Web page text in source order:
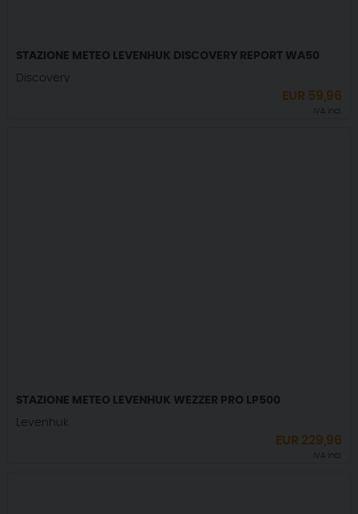
STAZIONE METEO LEVENHUK DISCOVERY REPORT WA50
Discovery
EUR 59,96
IVA incl.
STAZIONE METEO LEVENHUK WEZZER PRO LP500
Levenhuk
EUR 229,96
IVA incl.